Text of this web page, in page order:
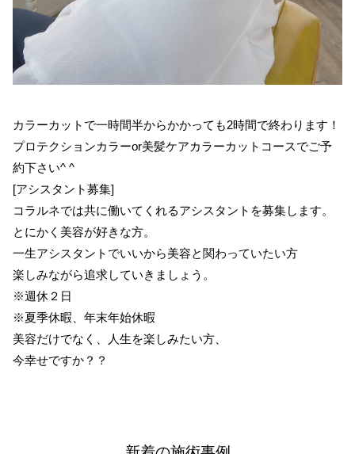
カラーカットで一時間半からかかっても2時間で終わります！
プロテクションカラーor美髪ケアカラーカットコースでご予
約下さい^ ^
[アシスタント募集]
コラルネでは共に働いてくれるアシスタントを募集します。
とにかく美容が好きな方。
一生アシスタントでいいから美容と関わっていたい方
楽しみながら追求していきましょう。
※週休２日
※夏季休暇、年末年始休暇
美容だけでなく、人生を楽しみたい方、
今幸せですか？？